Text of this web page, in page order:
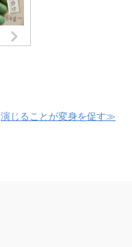
演じることが変身を促す≫